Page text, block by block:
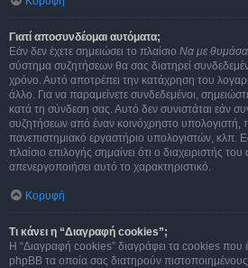
Γιατί αποσυνδέομαι αυτόματα;
Εάν δεν έχετε σημειώσει το πλαίσιο Να με
σύστημα συζητήσεων θα σας διατηρεί
χρόνο. Αυτό αποτρέπει την κατάχρηση του
άλλο. Για να παραμείνετε συνδεδεμένοι,
κατά τη σύνδεση σας. Αυτό δεν συνιστάται εάν
συζητήσεων από έναν κοινόχρηστο υπολογιστή,
πανεπιστημιακό εργαστήριο υπολογιστών, κλπ.
πλαίσιο επιλογής σημαίνει ότι ο διαχειριστής
απενεργοποιήσει αυτό το χαρακτηριστικό.
Κορυφή
Τι κάνει η “Διαγραφή cookies”;
Η “Διαγραφή cookies” διαγράφει τα cookies που
phpBB τα οποία σας διατηρούν